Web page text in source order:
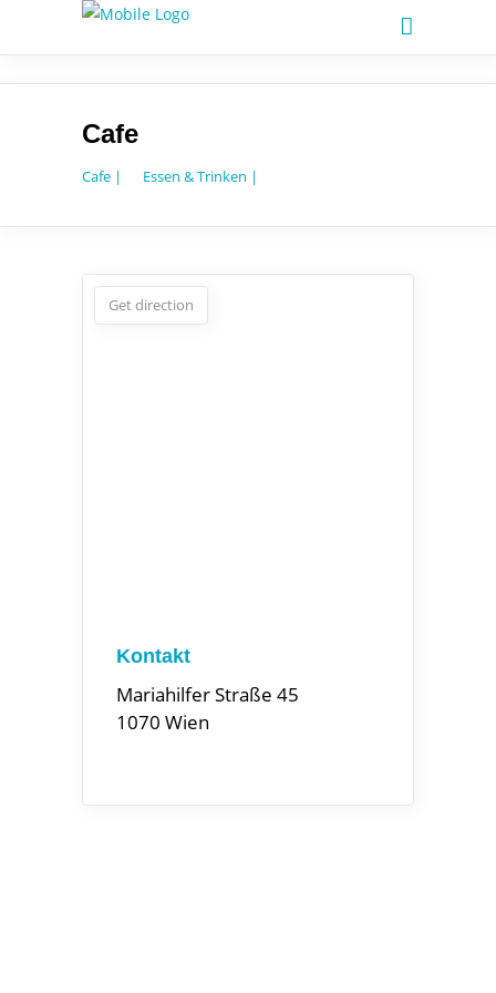
Cafe
Cafe | Essen & Trinken |
Get direction
Kontakt
Mariahilfer Straße 45
1070 Wien